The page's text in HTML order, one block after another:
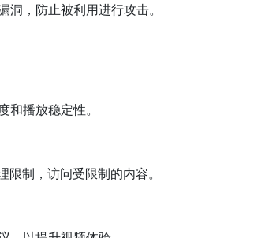
，防止被利用进行攻击。
播放稳定性。
制，访问受限制的内容。